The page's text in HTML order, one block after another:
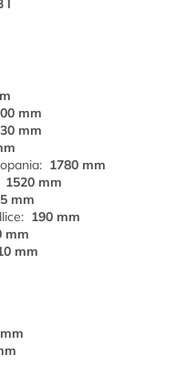
l
mm
mm
1780 mm
1520 mm
mm
190 mm
mm
mm